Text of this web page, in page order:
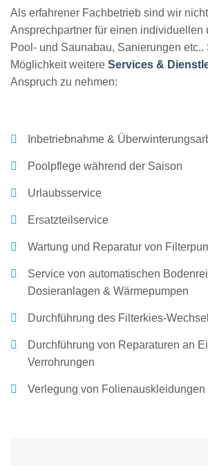
Als erfahrener Fachbetrieb sind wir
Ansprechpartner für einen individuellen
Pool- und Saunabau, Sanierungen
Möglichkeit weitere Services &
Anspruch zu nehmen:
Inbetriebnahme &
Poolpflege während der Saison
Urlaubsservice
Ersatzteilservice
Wartung und Reparatur von
Service von automatischen
Dosieranlagen & Wärmepumpen
Durchführung des Filterkies-
Durchführung von Reparaturen an
Verrohrungen
Verlegung von